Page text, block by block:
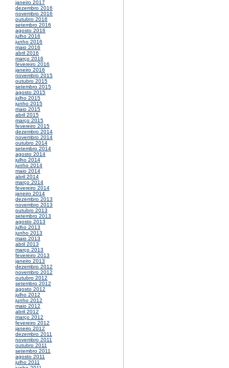
janeiro 2017
dezembro 2016
novembro 2016
outubro 2016
setembro 2016
agosto 2016
julho 2016
junho 2016
maio 2016
abril 2016
março 2016
fevereiro 2016
janeiro 2016
novembro 2015
outubro 2015
setembro 2015
agosto 2015
julho 2015
junho 2015
maio 2015
abril 2015
março 2015
fevereiro 2015
dezembro 2014
novembro 2014
outubro 2014
setembro 2014
agosto 2014
julho 2014
junho 2014
maio 2014
abril 2014
março 2014
fevereiro 2014
janeiro 2014
dezembro 2013
novembro 2013
outubro 2013
setembro 2013
agosto 2013
julho 2013
junho 2013
maio 2013
abril 2013
março 2013
fevereiro 2013
janeiro 2013
dezembro 2012
novembro 2012
outubro 2012
setembro 2012
agosto 2012
julho 2012
junho 2012
maio 2012
abril 2012
março 2012
fevereiro 2012
janeiro 2012
dezembro 2011
novembro 2011
outubro 2011
setembro 2011
agosto 2011
julho 2011